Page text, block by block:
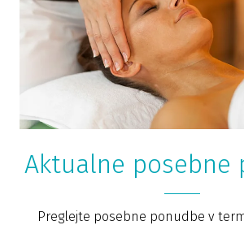
Aktualne posebne
Preglejte posebne ponudbe v